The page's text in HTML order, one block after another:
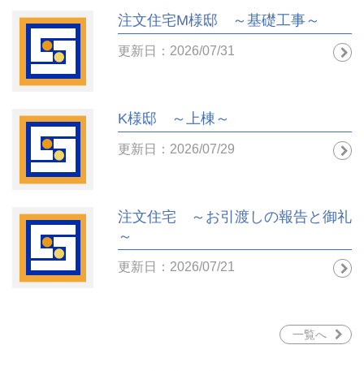
注文住宅M様邸 ～基礎工事～
更新日：2026/07/31
K様邸 ～上棟～
更新日：2026/07/29
注文住宅 ～お引渡しの報告と御礼
～
更新日：2026/07/21
一覧へ